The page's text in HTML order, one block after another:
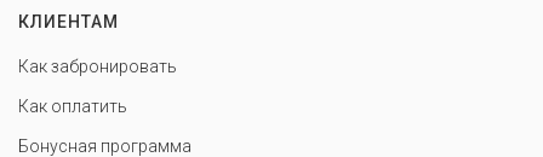
КЛИЕНТАМ
Как забронировать
Как оплатить
Бонусная программа